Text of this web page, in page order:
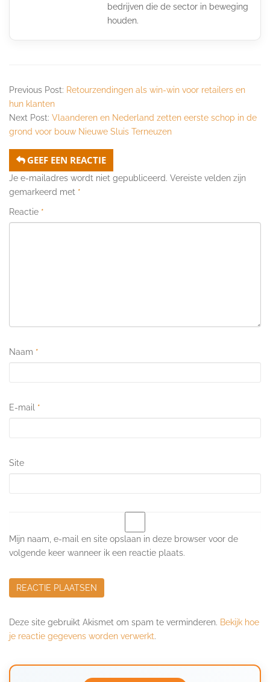
bedrijven die de sector in beweging
houden.
Previous Post: Retourzendingen als win-win voor retailers en
hun klanten
Next Post: Vlaanderen en Nederland zetten eerste schop in de
grond voor bouw Nieuwe Sluis Terneuzen
GEEF EEN REACTIE
Je e-mailadres wordt niet gepubliceerd. Vereiste velden zijn
gemarkeerd met *
Reactie *
Naam *
E-mail *
Site
Mijn naam, e-mail en site opslaan in deze browser voor de
volgende keer wanneer ik een reactie plaats.
Deze site gebruikt Akismet om spam te verminderen. Bekijk hoe
je reactie gegevens worden verwerkt.